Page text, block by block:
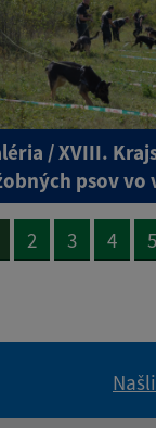
/ XVIII.
psov vo
2 3 4 5